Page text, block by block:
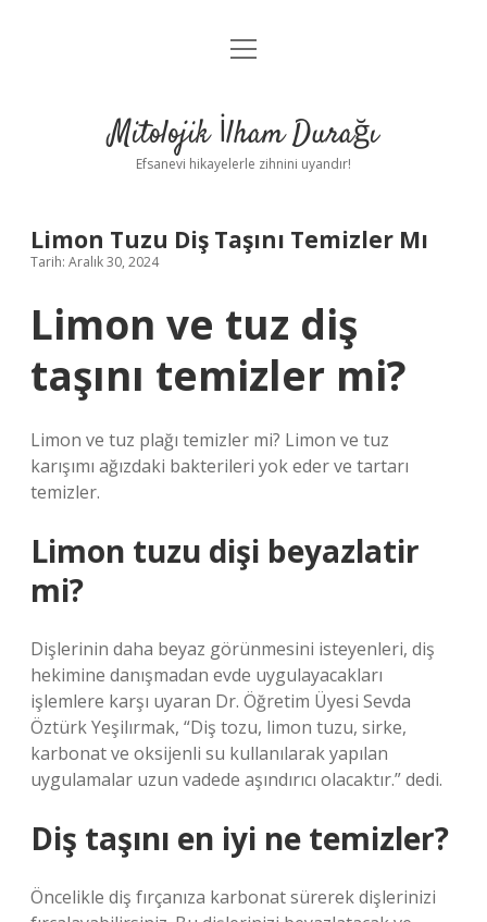
Anasayfa
Yasal Uyarı
menüyü
Mitolojik İlham Durağı
Efsanevi hikayelerle zihnini uyandır!
Limon Tuzu Diş Taşını Temizler Mı
Tarih: Aralık 30, 2024
Limon ve tuz diş
taşını temizler mi?
Limon ve tuz plağı temizler mi? Limon ve tuz
karışımı ağızdaki bakterileri yok eder ve tartarı
temizler.
Limon tuzu dişi beyazlatir
mi?
Dişlerinin daha beyaz görünmesini isteyenleri, diş
hekimine danışmadan evde uygulayacakları
işlemlere karşı uyaran Dr. Öğretim Üyesi Sevda
Öztürk Yeşilırmak, “Diş tozu, limon tuzu, sirke,
karbonat ve oksijenli su kullanılarak yapılan
uygulamalar uzun vadede aşındırıcı olacaktır.” dedi.
Diş taşını en iyi ne temizler?
Öncelikle diş fırçanıza karbonat sürerek dişlerinizi